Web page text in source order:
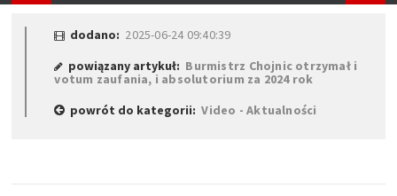
dodano: 2025-06-24 09:40:39
powiązany artykuł: Burmistrz Chojnic otrzymał i
votum zaufania, i absolutorium za 2024 rok
powrót do kategorii:Video - Aktualności